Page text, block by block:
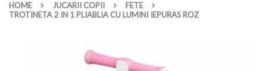
HOME JUCARII COPII
FETE
TROTINETA 2 IN 1 PLIABLIA CU LUMINI IEPURAS ROZ